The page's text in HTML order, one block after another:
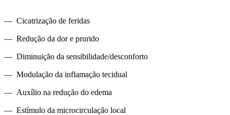
Cicatrização de feridas
Redução da dor e prurido
Diminuição da sensibilidade/desconforto
Modulação da inflamação tecidual
Auxílio na redução do edema
Estímulo da microcirculação local